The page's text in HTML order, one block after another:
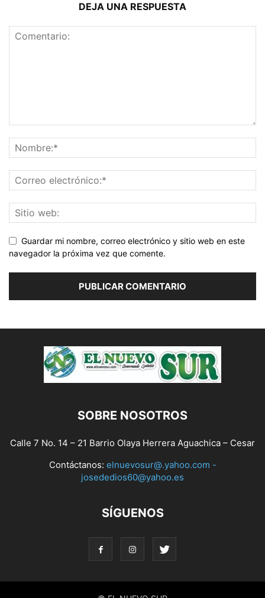
DEJA UNA RESPUESTA
Guardar mi nombre, correo electrónico y sitio web en este
navegador la próxima vez que comente.
SOBRE NOSOTROS
Calle 7 No. 14 – 21 Barrio Olaya Herrera Aguachica – Cesar
Contáctanos: elnuevosur@.yahoo.com -
josededios60@yahoo.es
SÍGUENOS